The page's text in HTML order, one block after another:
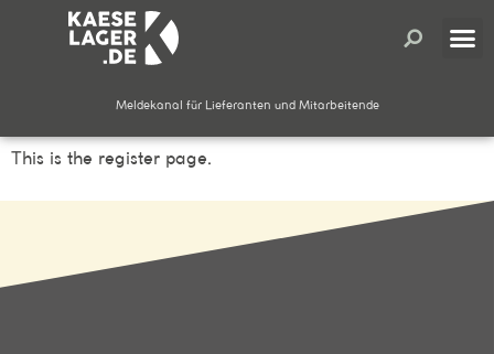
Meldekanal für Lieferanten und Mitarbeitende
This is the register page.